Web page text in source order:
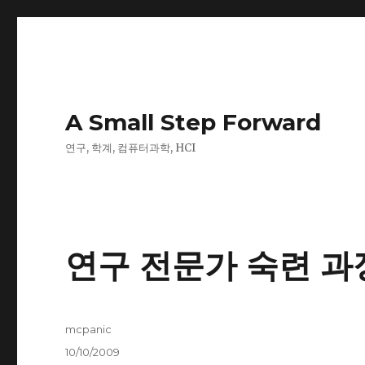
A Small Step Forward
연구, 학계, 컴퓨터과학, HCI
연구 전문가 숙련 과
Author
mcpanic
Posted
10/10/2009